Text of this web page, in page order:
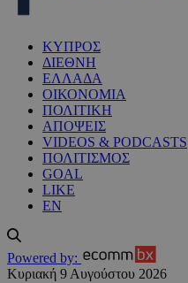
ΚΥΠΡΟΣ
ΔΙΕΘΝΗ
ΕΛΛΑΔΑ
ΟΙΚΟΝΟΜΙΑ
ΠΟΛΙΤΙΚΗ
ΑΠΟΨΕΙΣ
VIDEOS & PODCASTS
ΠΟΛΙΤΙΣΜΟΣ
GOAL
LIKE
EN
Powered by:
Κυριακή 9 Αυγούστου 2026